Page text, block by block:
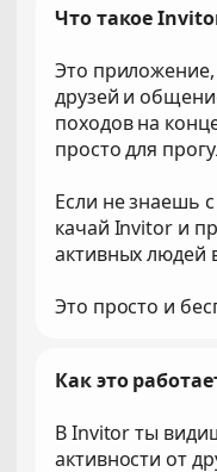
Что такое
Это
друзей и
походов на
просто для
Если не знаешь
качай Invitor и
активных людей
Это просто и
Как это
В Invitor ты
активности от